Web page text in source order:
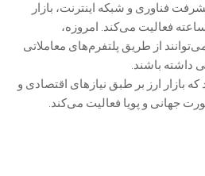
فناوری و شبکه اینترنت، بازار
به صورت آنلاین و 24 ساعته فعالیت می‌کند. امروزه،
از طریق پلتفرم‌های معاملاتی
داشته باشند.
بازار ارز بر طبق نیازهای اقتصادی و
جهانی و پویا فعالیت می‌کند.